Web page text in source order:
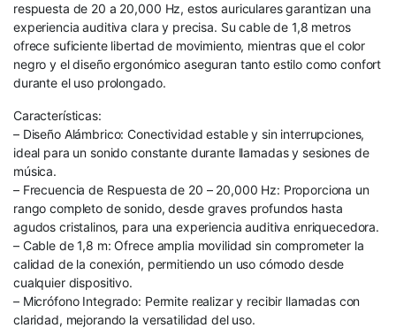
respuesta de 20 a 20,000 Hz, estos auriculares garantizan una
experiencia auditiva clara y precisa. Su cable de 1,8 metros
ofrece suficiente libertad de movimiento, mientras que el color
negro y el diseño ergonómico aseguran tanto estilo como confort
durante el uso prolongado.
Características:
– Diseño Alámbrico: Conectividad estable y sin interrupciones,
ideal para un sonido constante durante llamadas y sesiones de
música.
– Frecuencia de Respuesta de 20 – 20,000 Hz: Proporciona un
rango completo de sonido, desde graves profundos hasta
agudos cristalinos, para una experiencia auditiva enriquecedora.
– Cable de 1,8 m: Ofrece amplia movilidad sin comprometer la
calidad de la conexión, permitiendo un uso cómodo desde
cualquier dispositivo.
– Micrófono Integrado: Permite realizar y recibir llamadas con
claridad, mejorando la versatilidad del uso.